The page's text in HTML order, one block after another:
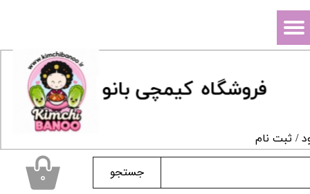
فروشگاه کیمچی بانو
جستجو
/ ثبت نام
حساب کاربری من
سفارشات
۰